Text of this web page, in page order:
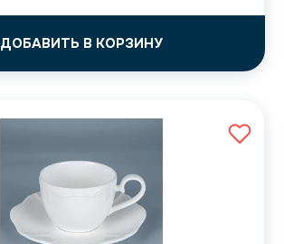
ДОБАВИТЬ В КОРЗИНУ